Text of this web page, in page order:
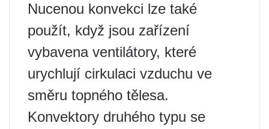
Nucenou konvekci lze také
použít, když jsou zařízení
vybavena ventilátory, které
urychlují cirkulaci vzduchu ve
směru topného tělesa.
Konvektory druhého typu se